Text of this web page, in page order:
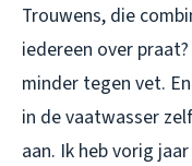
Trouwens, die
iedereen over
minder tegen vet.
in de vaatwasser
aan. Ik heb vorig